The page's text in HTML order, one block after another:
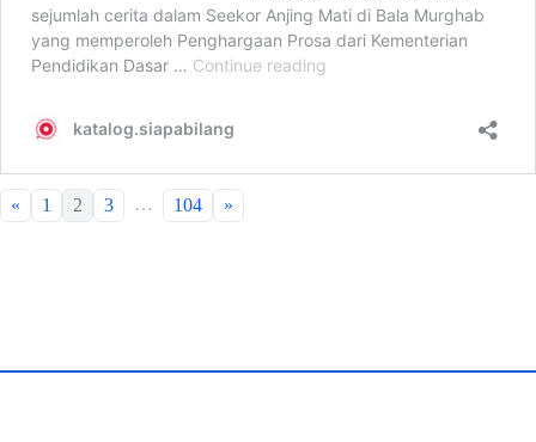
« 1 2 3 … 104 »